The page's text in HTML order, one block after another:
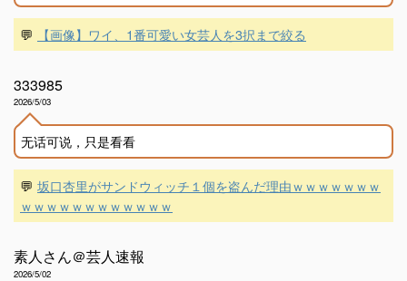
💬 【画像】ワイ、1番可愛い女芸人を3択まで絞る
333985
2026/5/03
无话可说，只是看看
💬 坂口杏里がサンドウィッチ１個を盗んだ理由ｗｗｗｗｗｗｗ
ｗｗｗｗｗｗｗｗｗｗｗｗ
素人さん＠芸人速報
2026/5/02